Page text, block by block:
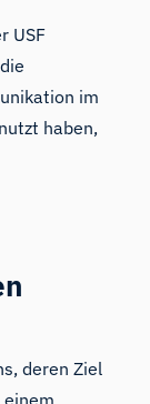
USF
im
haben,
deren Ziel